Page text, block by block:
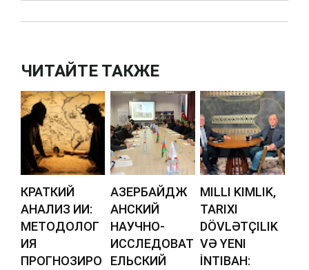
ЧИТАЙТЕ ТАКЖЕ
КРАТКИЙ
АНАЛИЗ ИИ:
МЕТОДОЛОГ
ИЯ
ПРОГНОЗИРО
АЗЕРБАЙДЖ
АНСКИЙ
НАУЧНО-
ИССЛЕДОВАТ
ЕЛЬСКИЙ
MILLI KIMLIK,
TARIXI
DÖVLƏTÇILIK
VƏ YENI
İNTIBAH: